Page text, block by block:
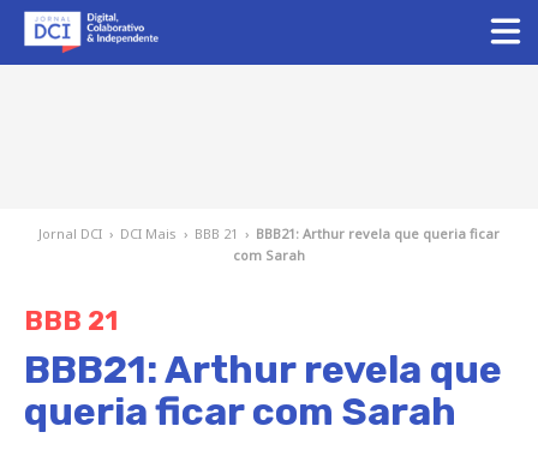
Jornal DCI › DCI Mais › BBB 21 › BBB21: Arthur revela que queria ficar
com Sarah
BBB 21
BBB21: Arthur revela que
queria ficar com Sarah